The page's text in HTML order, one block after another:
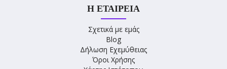
Η ΕΤΑΙΡΕΊΑ
Σχετικά με εμάς
Blog
Δήλωση Εχεμύθειας
Όροι Χρήσης